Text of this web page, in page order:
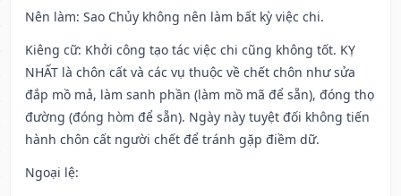
Nên làm: Sao Chủy không nên làm bất kỳ việc chi.
Kiêng cữ: Khởi công tạo tác việc chi cũng không tốt. KỴ
NHẤT là chôn cất và các vụ thuộc về chết chôn như sửa
đắp mồ mả, làm sanh phần (làm mồ mã để sẵn), đóng thọ
đường (đóng hòm để sẵn). Ngày này tuyệt đối không tiến
hành chôn cất người chết để tránh gặp điềm dữ.
Ngoại lệ: